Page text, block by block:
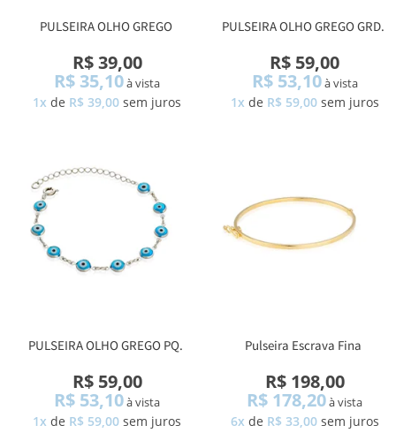
PULSEIRA OLHO GREGO
R$ 39,00
R$ 35,10à vista
1x de R$ 39,00sem juros
PULSEIRA OLHO GREGO GRD.
R$ 59,00
R$ 53,10à vista
1x de R$ 59,00 sem juros
PULSEIRA OLHO GREGO PQ.
R$ 59,00
R$ 53,10à vista
1x de R$ 59,00sem juros
Pulseira Escrava Fina
R$ 198,00
R$ 178,20à vista
6x de R$ 33,00 sem juros